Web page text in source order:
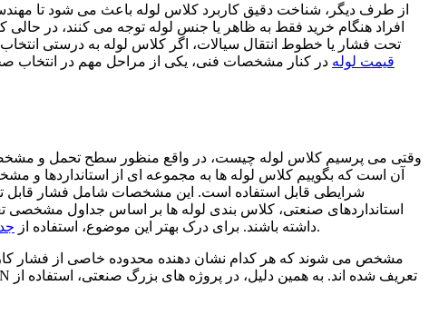
از طرف دیگر، شناخت دقیق کاربرد کلاس لوله باعث می شود تا
افراد هنگام خرید فقط به ظاهر یا جنس لوله توجه می کنند، در
تحت فشار یا خطوط انتقال سیالات، اگر کلاس لوله به درستی
قیمت لوله در کنار مشخصات فنی، یکی از مراحل مهم در انتخاب
وقتی می پرسیم کلاس لوله چیست، در واقع منظور سطح تحمل و
شرایطی قابل استفاده است. این مشخصات شامل فشار قابل
استانداردهای صنعتی، کلاس بندی لوله ها بر اساس جداول مشخصی
داشته باشند. برای درک بهتر این موضوع، استفاده ازمی تواند بسیار کمک کننده باشد.